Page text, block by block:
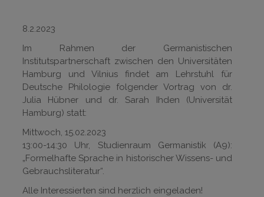
8.2.2023
Im Rahmen der Germanistischen
Institutspartnerschaft zwischen den Universitäten
Hamburg und Vilnius findet am Lehrstuhl für
Deutsche Philologie folgender Vortrag von dr.
Julia Hübner und dr. Sarah Ihden (Universität
Hamburg) statt:
Mittwoch, 15.02.2023
13:00-14:30 Uhr, Studienraum Germanistik (A9):
„Formelhafte Sprache in historischer Wissens- und
Gebrauchsliteratur“.
Alle Interessierten sind herzlich eingeladen!